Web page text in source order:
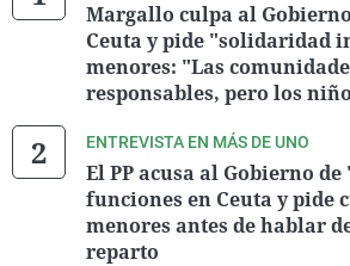
Margallo culpa al
Ceuta y pide "solidaridad
menores: "Las
responsables, pero los
ENTREVISTA EN MÁS DE UNO
El PP acusa al Gobierno
funciones en Ceuta y pide
menores antes de hablar
reparto